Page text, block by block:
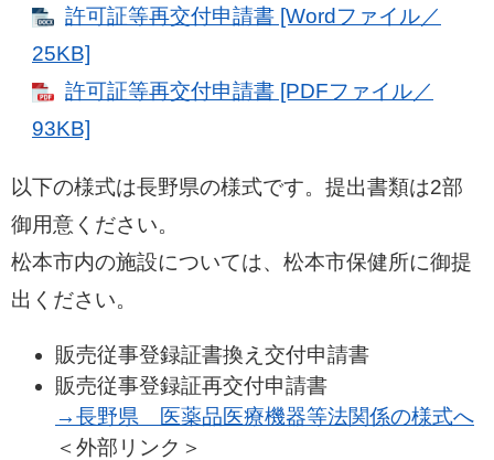
許可証等再交付申請書 [Wordファイル／
25KB]
許可証等再交付申請書 [PDFファイル／
93KB]
以下の様式は長野県の様式です。提出書類は2部
御用意ください。
松本市内の施設については、松本市保健所に御提
出ください。
販売従事登録証書換え交付申請書
販売従事登録証再交付申請書
→長野県 医薬品医療機器等法関係の様式へ
＜外部リンク＞